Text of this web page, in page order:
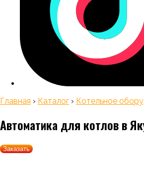
Главная › Каталог › Котельное
Автоматика для котловв
Заказать